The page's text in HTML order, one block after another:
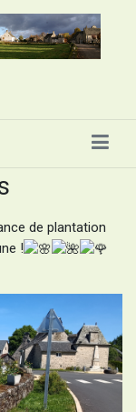
de plantation
!